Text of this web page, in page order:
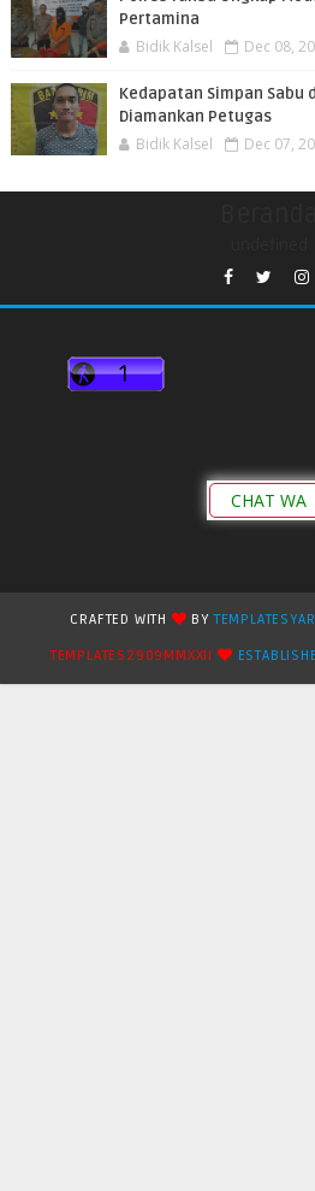
Pertamina
Bidik Kalsel Dec 08,
Kedapatan Simpan Sabu
Diamankan Petugas
Bidik Kalsel Dec 07,
CHAT WA
CRAFTED WITH BY
TEMPLATES2909MMXXII